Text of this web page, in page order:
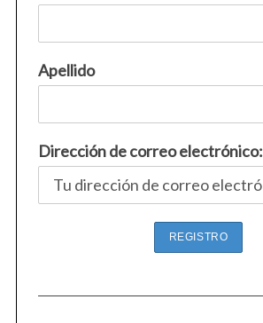
Apellido
Dirección de correo electrónico: